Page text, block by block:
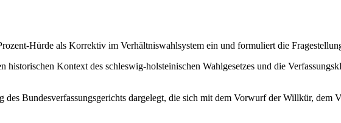
Hürde als Korrektiv im Verhältniswahlsystem ein und formuliert die
historischen Kontext des schleswig-holsteinischen Wahlgesetzes und die
Bundesverfassungsgerichts dargelegt, die sich mit dem Vorwurf der Willkür, dem